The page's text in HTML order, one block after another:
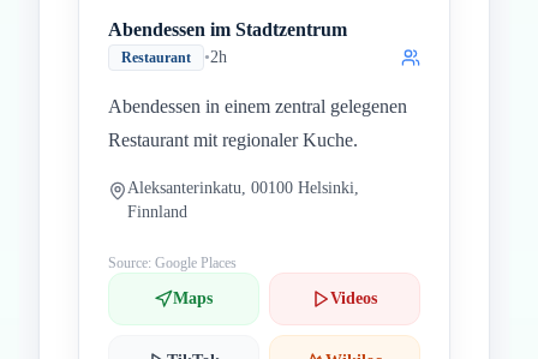
Abendessen im Stadtzentrum
Restaurant •2h
Abendessen in einem zentral gelegenen
Restaurant mit regionaler Kuche.
Aleksanterinkatu, 00100 Helsinki,
Finnland
Source: Google Places
Maps Videos